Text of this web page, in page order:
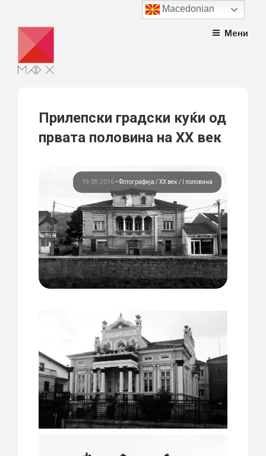
content
Мени
Прилепски градски куќи од
првата половина на XX век
19.09.2016 • Фотографија ХХ век / I половина
Macedonian